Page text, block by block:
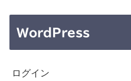
WordPress
ログイン